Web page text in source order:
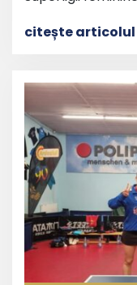
citește articolul